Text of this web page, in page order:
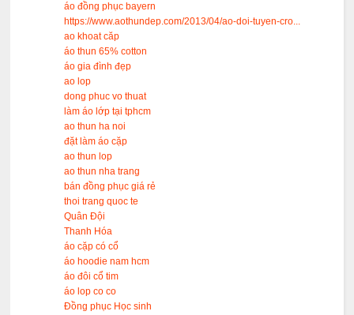
áo đồng phục bayern
https://www.aothundep.com/2013/04/ao-doi-tuyen-cro...
ao khoat căp
áo thun 65% cotton
áo gia đình đẹp
ao lop
dong phuc vo thuat
làm áo lớp tại tphcm
ao thun ha noi
đặt làm áo cặp
ao thun lop
ao thun nha trang
bán đồng phục giá rẻ
thoi trang quoc te
Quân Đội
Thanh Hóa
áo cặp có cổ
áo hoodie nam hcm
áo đôi cổ tim
áo lop co co
Đồng phục Học sinh